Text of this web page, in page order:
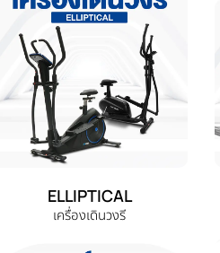
ELLIPTICAL
เครื่องเดินวงรี